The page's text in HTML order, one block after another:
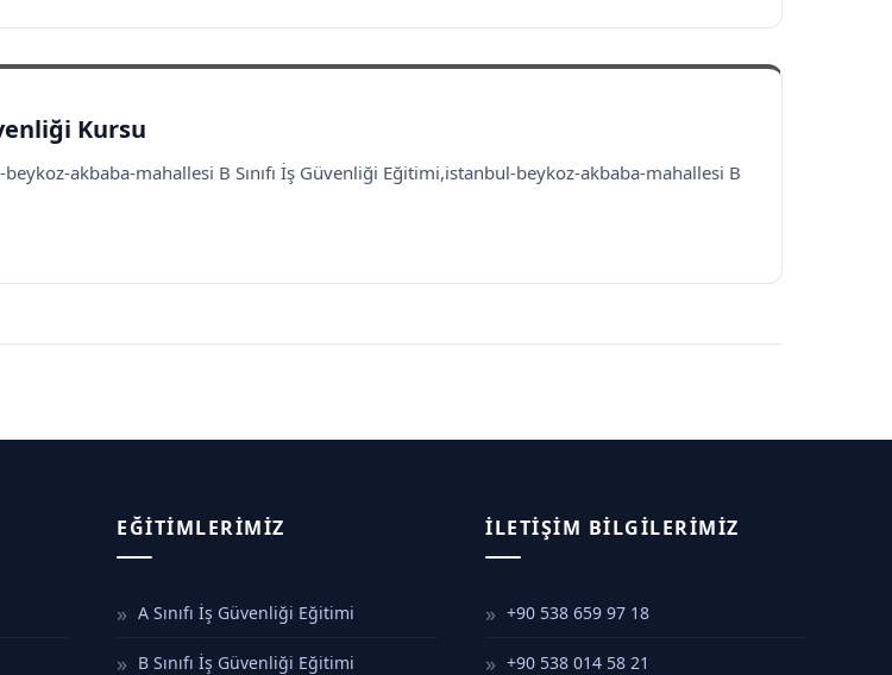
Kursu
akbaba-mahallesi B Sınıfı İş Güvenliği Eğitimi,istanbul-beykoz-akbaba-mahallesi B
EĞITIMLERIMIZ
A Sınıfı İş Güvenliği Eğitimi
B Sınıfı İş Güvenliği Eğitimi
İLETIŞIM BILGILERIMIZ
+90 538 659 97 18
+90 538 014 58 21